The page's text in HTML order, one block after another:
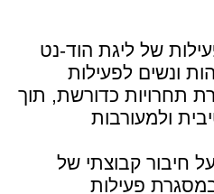
של ליגת הוד-נט
ונשים לפעילות
תחרויות כדורשת, תוך
ולמעורבות
חיבור קבוצתי של
פעילות